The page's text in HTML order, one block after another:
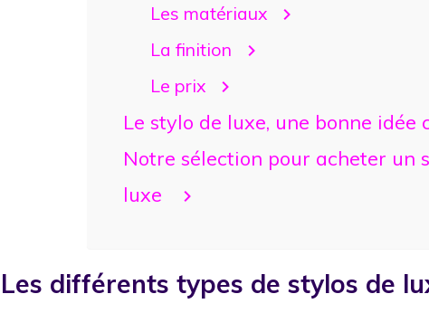
Les matériaux
La finition
Le prix
Le stylo de luxe, une bonne idée
Notre sélection pour acheter un
luxe
Les différents types de stylos de